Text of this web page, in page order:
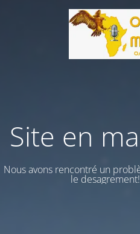
Site en
Nous avons rencontré un
le